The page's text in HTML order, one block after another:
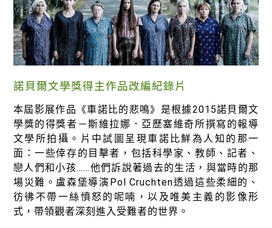
諾貝爾文學獎得主作品改編紀錄片
本屆影展作品《車諾比的悲鳴》是根據2015諾貝爾文
學獎的得獎者－斯維拉娜．亞歷塞維奇所撰寫的報導
文學所拍攝。片中試圖呈現車諾比鮮為人知的那一
面：一些倖存的目擊者，包括科學家、教師、記者、
戀人們和小孩……他們訴說著過去的生活，與當時的那
場災難。盧森堡導演Pol Cruchten透過這些柔細的、
彷彿不帶一絲憤怒的呢喃，以及唯美主義的影像形
式，帶領觀者深刻進入受難者的世界。